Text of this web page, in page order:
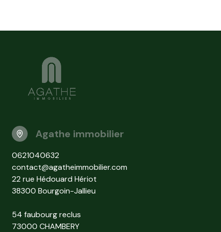
Agathe immobilier
0621040632
contact@agatheimmobilier.com
22 rue Hédouard Hériot
38300 Bourgoin-Jallieu
54 faubourg reclus
73000 CHAMBERY